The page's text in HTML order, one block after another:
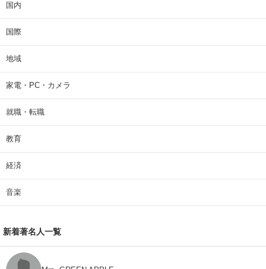
国内
国際
地域
家電・PC・カメラ
就職・転職
教育
経済
音楽
新着著名人一覧